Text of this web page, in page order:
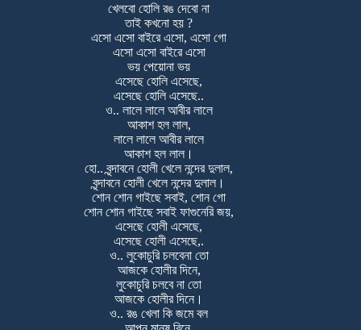
খেলবো হোলি রঙ দেবো না
তাই কখনো হয় ?
এসো এসো বাইরে এসো, এসো গো
এসো এসো বাইরে এসো
ভয় পেয়োনা ভয়
এসেছে হোলি এসেছে,
এসেছে হোলি এসেছে..
ও.. লালে লালে আবীর লালে
আকাশ হল লাল,
লালে লালে আবীর লালে
আকাশ হল লাল।
হো.. বৃন্দাবনে হোলী খেলে নন্দের দুলাল,
বৃন্দাবনে হোলী খেলে নন্দের দুলাল।
শোন শোন গাইছে সবাই, শোন গো
শোন শোন গাইছে সবাই ফাগুনেরি জয়,
এসেছে হোলী এসেছে,
এসেছে হোলী এসেছে,.
ও.. লুকোচুরি চলবেনা তো
আজকে হোলীর দিনে,
লুকোচুরি চলবে না তো
আজকে হোলীর দিনে।
ও.. রঙ খেলা কি জমে বল